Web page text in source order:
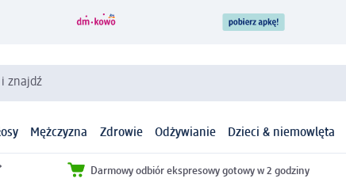
znajdź
Mężczyzna Zdrowie Odżywianie Dzieci & niemowlęta
Darmowy odbiór ekspresowy gotowy w 2 godziny